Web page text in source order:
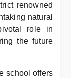
renowned
natural
role in
the future
school offers